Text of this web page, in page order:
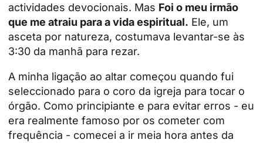
actividades devocionais. Mas Foi o meu irmão
que me atraiu para a vida espiritual. Ele, um
asceta por natureza, costumava levantar-se às
3:30 da manhã para rezar.
A minha ligação ao altar começou quando fui
seleccionado para o coro da igreja para tocar o
órgão. Como principiante e para evitar erros - eu
era realmente famoso por os cometer com
frequência - comecei a ir meia hora antes da